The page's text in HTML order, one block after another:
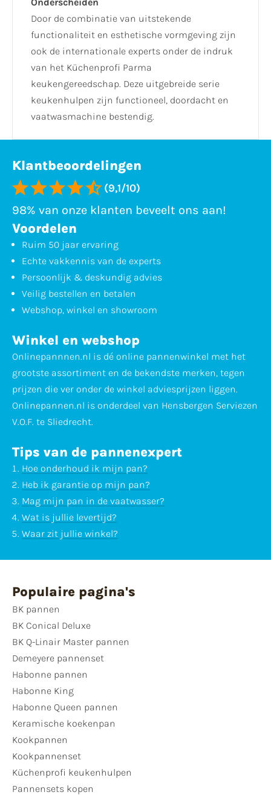
Door de combinatie van uitstekende
functionaliteit en esthetische vormgeving zijn
ook de internationale experts onder de indruk
van het Küchenprofi Parma
keukengereedschap. Deze uitgebreide serie
keukenhulpen zijn functioneel, doordacht en
vaatwasmachine bestendig.
Klantbeoordelingen
(9,1/10)
98% van onze klanten beveelt ons aan!
Voordelen
Ruim 50 jaar ervaring
Echte vakkennis van de experts
Persoonlijk & deskundig advies
Veilig bestellen en betalen
Webshop, winkel en showroom
Winkel en webshop
Onlinepannnen.nl is dé online pannenwinkel met het
grootste assortiment en de bekendste merken, tegen
prijzen die ver onder de winkel adviesprijzen liggen.
Onlinepannen.nl is onderdeel van Hensbergen Serviezen
V.O.F. te Sliedrecht.
Tips van de pannenexpert
Hoe onderhoud ik mijn pan?
Heb ik garantie op mijn pan?
Mag mijn pan in de vaatwasser?
Wat is jullie levertijd?
Waar zit jullie winkel?
Populaire pagina's
BK pannen
BK Conical Deluxe
BK Q-Linair Master pannen
Demeyere pannenset
Habonne pannen
Habonne King
Habonne Queen pannen
Keramische koekenpan
Kookpannen
Kookpannenset
Küchenprofi keukenhulpen
Pannensets kopen